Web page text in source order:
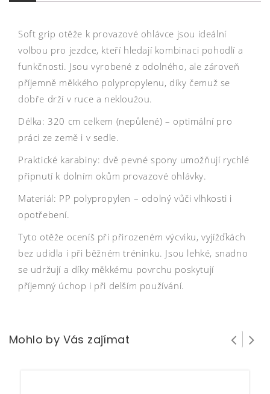
Soft grip otěže k provazové ohlávce jsou ideální
volbou pro jezdce, kteří hledají kombinaci pohodlí a
funkčnosti. Jsou vyrobené z odolného, ale zároveň
příjemně měkkého polypropylenu, díky čemuž se
dobře drží v ruce a nekloužou.
Délka: 320 cm celkem (nepůlené) – optimální pro
práci ze země i v sedle.
Praktické karabiny: dvě pevné spony umožňují rychlé
připnutí k dolním okům provazové ohlávky.
Materiál: PP polypropylen – odolný vůči vlhkosti i
opotřebení.
Tyto otěže oceníš při přirozeném výcviku, vyjížďkách
bez udidla i při běžném tréninku. Jsou lehké, snadno
se udržují a díky měkkému povrchu poskytují
příjemný úchop i při delším používání.
Mohlo by Vás zajímat